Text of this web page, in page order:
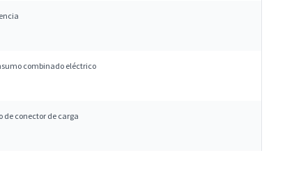
combinado eléctrico
de conector de carga